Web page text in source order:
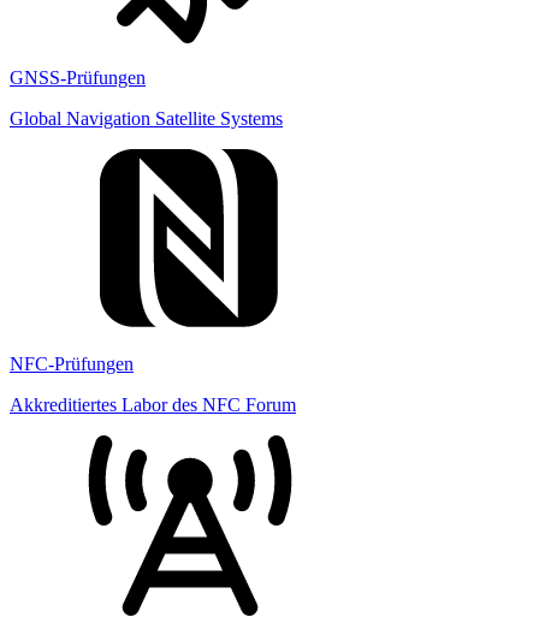
GNSS-Prüfungen
Global Navigation Satellite Systems
NFC-Prüfungen
Akkreditiertes Labor des NFC Forum